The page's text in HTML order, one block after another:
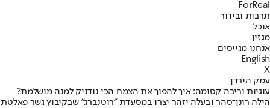
ForReal
תרבות ובידור
אוכל
מגזין
אנחנו מגייסים
English
X
עמק הירדן
עוגיות וריבה קסומה: איך להפוך את הצמח הכי נודניק למנה מושלמת?
הילה רונן־סהר ובעלה יזהר יצרו במסעדת "רוטנברג" שבקיבוץ גשר פאלטת